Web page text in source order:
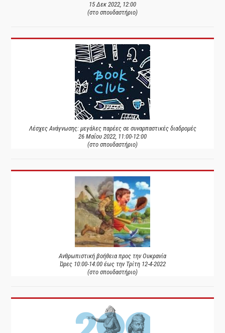
15 Δεκ 2022, 12:00
(στο σπουδαστήριο)
Λέσχες Ανάγνωσης: μεγάλες παρέες σε συναρπαστικές διαδρομές
26 Μαΐου 2022, 11:00-12:00
(στο σπουδαστήριο)
Ανθρωπιστική βοήθεια προς την Ουκρανία
Ώρες 10:00-14:00 έως την Τρίτη 12-4-2022
(στο σπουδαστήριο)